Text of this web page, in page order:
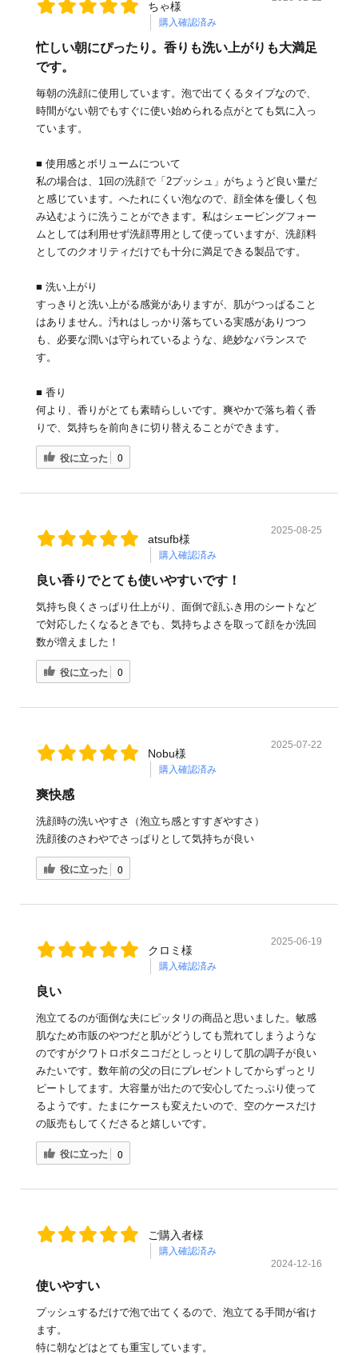
ちゃ様
購入確認済み
忙しい朝にぴったり。香りも洗い上がりも大満足
です。
毎朝の洗顔に使用しています。泡で出てくるタイプなので、
時間がない朝でもすぐに使い始められる点がとても気に入っ
ています。
■ 使用感とボリュームについて
私の場合は、1回の洗顔で「2プッシュ」がちょうど良い量だ
と感じています。へたれにくい泡なので、顔全体を優しく包
み込むように洗うことができます。私はシェービングフォー
ムとしては利用せず洗顔専用として使っていますが、洗顔料
としてのクオリティだけでも十分に満足できる製品です。
■ 洗い上がり
すっきりと洗い上がる感覚がありますが、肌がつっぱること
はありません。汚れはしっかり落ちている実感がありつつ
も、必要な潤いは守られているような、絶妙なバランスで
す。
■ 香り
何より、香りがとても素晴らしいです。爽やかで落ち着く香
りで、気持ちを前向きに切り替えることができます。
役に立った 0
atsufb様
購入確認済み
2025-08-25
良い香りでとても使いやすいです！
気持ち良くさっぱり仕上がり、面倒で顔ふき用のシートなど
で対応したくなるときでも、気持ちよさを取って顔をか洗回
数が増えました！
役に立った 0
Nobu様
購入確認済み
2025-07-22
爽快感
洗顔時の洗いやすさ（泡立ち感とすすぎやすさ）
洗顔後のさわやでさっぱりとして気持ちが良い
役に立った 0
クロミ様
購入確認済み
2025-06-19
良い
泡立てるのが面倒な夫にピッタリの商品と思いました。敏感
肌なため市販のやつだと肌がどうしても荒れてしまうような
のですがクワトロボタニコだとしっとりして肌の調子が良い
みたいです。数年前の父の日にプレゼントしてからずっとリ
ピートしてます。大容量が出たので安心してたっぷり使って
るようです。たまにケースも変えたいので、空のケースだけ
の販売もしてくださると嬉しいです。
役に立った 0
ご購入者様
購入確認済み
2024-12-16
使いやすい
プッシュするだけで泡で出てくるので、泡立てる手間が省け
ます。
特に朝などはとても重宝しています。